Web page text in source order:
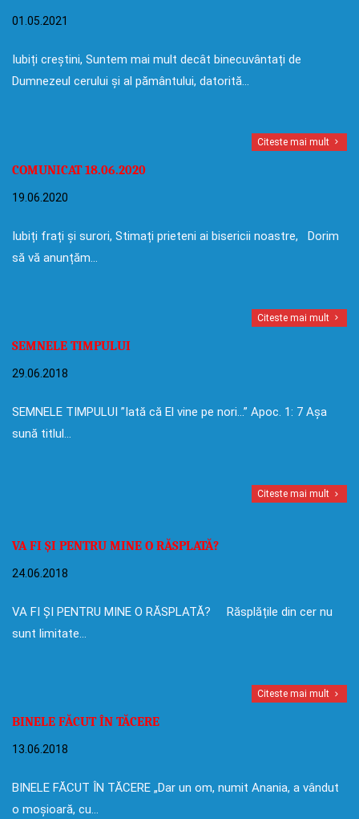
01.05.2021
Iubiți creștini, Suntem mai mult decât binecuvântați de
Dumnezeul cerului și al pământului, datorită…
Citeste mai mult
COMUNICAT 18.06.2020
19.06.2020
Iubiți frați și surori, Stimați prieteni ai bisericii noastre, Dorim
să vă anunțăm…
Citeste mai mult
SEMNELE TIMPULUI
29.06.2018
SEMNELE TIMPULUI ”Iată că El vine pe nori…” Apoc. 1: 7 Așa
sună titlul…
Citeste mai mult
VA FI ȘI PENTRU MINE O RĂSPLATĂ?
24.06.2018
VA FI ȘI PENTRU MINE O RĂSPLATĂ? Răsplățile din cer nu
sunt limitate…
Citeste mai mult
BINELE FĂCUT ÎN TĂCERE
13.06.2018
BINELE FĂCUT ÎN TĂCERE „Dar un om, numit Anania, a vândut
o moșioară, cu…